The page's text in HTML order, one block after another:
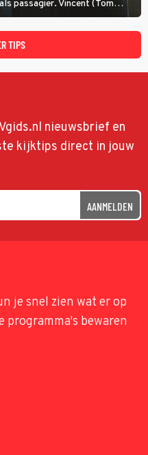
passagier. Vincent (Tom
stad door te loodsen om een
TIPS
nieuwsbrief en
kijktips direct in jouw
AANMELDEN
je snel zien wat er op
programma's bewaren